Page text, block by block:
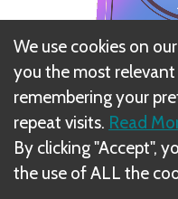
Mängija võib
pildiga ülespoole
We use cookies on
you the most
remembering your
repeat visits. Read
By clicking "Accept",
the use of ALL the